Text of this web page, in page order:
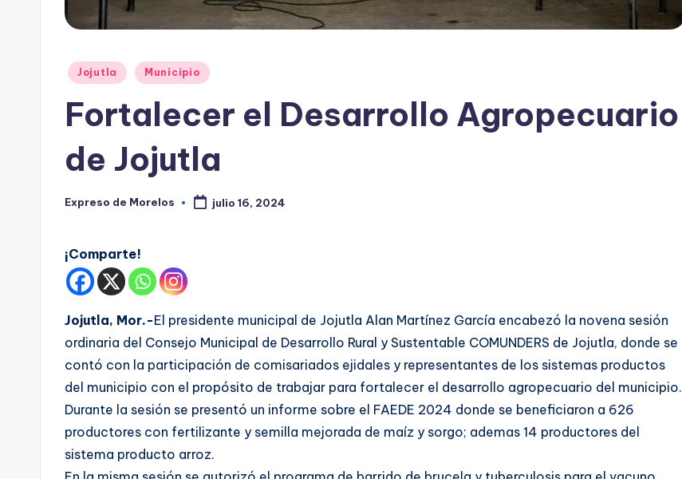
Publicado
Jojutla Municipio
Fortalecer el Desarrollo Agropecuario
de Jojutla
Publicado
Expreso de Morelos julio 16, 2024
¡Comparte!
Jojutla, Mor.-El presidente municipal de Jojutla Alan Martínez García encabezó la novena sesión
ordinaria del Consejo Municipal de Desarrollo Rural y Sustentable COMUNDERS de Jojutla, donde se
contó con la participación de comisariados ejidales y representantes de los sistemas productos
del municipio con el propósito de trabajar para fortalecer el desarrollo agropecuario del municipio.
Durante la sesión se presentó un informe sobre el FAEDE 2024 donde se beneficiaron a 626
productores con fertilizante y semilla mejorada de maíz y sorgo; ademas 14 productores del
sistema producto arroz.